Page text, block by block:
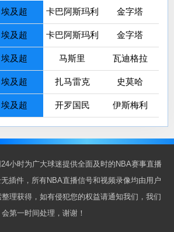
埃及超 卡巴阿斯玛利 金字塔
埃及超 卡巴阿斯玛利 金字塔
埃及超 马斯里 瓦迪格拉
埃及超 扎马雷克 史莫哈
埃及超 开罗国民 伊斯梅利
小时为广大球迷提供全面及时的NBA赛事直播
插件，所有NBA直播信号和视频录像均由用户
理获得，如有侵犯您的权益请通知我们，我们
会第一时间处理，谢谢！